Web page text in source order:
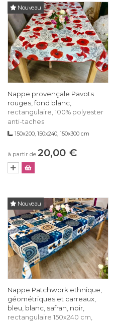
Nouveau
Nappe provençale Pavots
rouges, fond blanc,
rectangulaire, 100% polyester
anti-taches
150x200, 150x240, 150x300 cm
à partir de 20,00 €
Nouveau
Nappe Patchwork ethnique,
géométriques et carreaux,
bleu, blanc, safran, noir,
rectangulaire 150x240 cm,